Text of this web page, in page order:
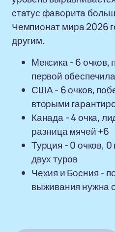
статус фаворита
Чемпионат мира 2026
другим.
Мексика - 6 очков,
первой
США - 6 очков,
вторыми
Канада - 4 очка,
разница мячей +6
Турция - 0 очков,
двух туров
Чехия и Босния -
выживания нужна